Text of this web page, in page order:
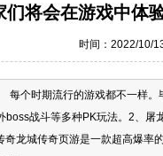
们将会在游戏中体
时间：2022/10/
个时期流行的游戏都不一样。
boss战斗等多种PK玩法。2、
奇龙城传奇页游是一款超高爆